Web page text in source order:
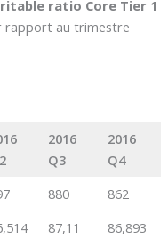
ratio Core Tier 1
rapport au trimestre
2016
Q3
2016
Q4
880
862
87,11
86,893